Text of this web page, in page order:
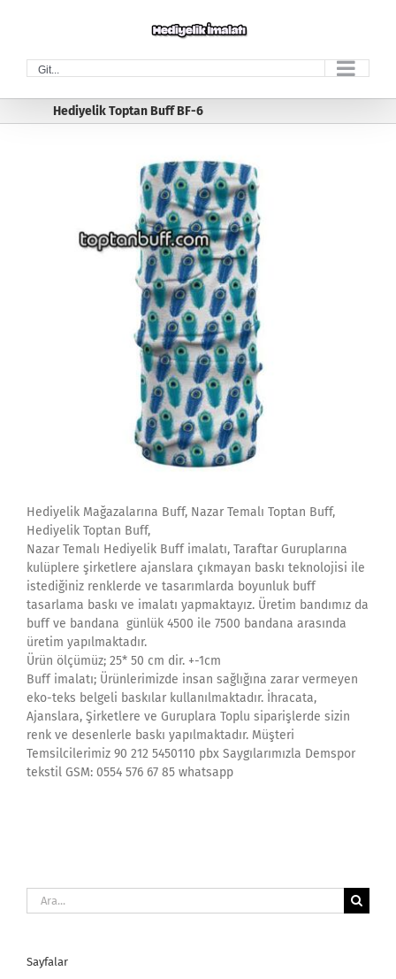
Git...
Hediyelik Toptan Buff BF-6
Hediyelik Mağazalarına Buff, Nazar Temalı Toptan Buff,
Hediyelik Toptan Buff,
Nazar Temalı Hediyelik Buff imalatı, Taraftar Guruplarına
kulüplere şirketlere ajanslara çıkmayan baskı teknolojisi ile
istediğiniz renklerde ve tasarımlarda boyunluk buff
tasarlama baskı ve imalatı yapmaktayız. Üretim bandımız da
buff ve bandana günlük 4500 ile 7500 bandana arasında
üretim yapılmaktadır.
Ürün ölçümüz; 25* 50 cm dir. +-1cm
Buff imalatı; Ürünlerimizde insan sağlığına zarar vermeyen
eko-teks belgeli baskılar kullanılmaktadır. İhracata,
Ajanslara, Şirketlere ve Guruplara Toplu siparişlerde sizin
renk ve desenlerle baskı yapılmaktadır. Müşteri
Temsilcilerimiz 90 212 5450110 pbx Saygılarımızla Demspor
tekstil GSM: 0554 576 67 85 whatsapp
Ara:
Sayfalar